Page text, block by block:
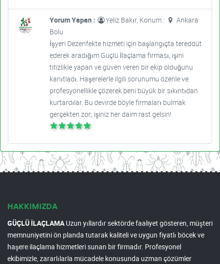
Yorum Yapan : Yeliz Bakır, Konum :
Ankara
Bolu
İşyeri Dezenfekte hizmeti için başlangıçta tereddüt
ederek aradığım Güçlü İlaçlama firması, işini
titizlikle yapan ve güven veren bir ekip olduğunu
kanıtladı. Haşerelerle ilgili sorunumu özenle ve
profesyonellikle çözerek beni büyük bir sıkıntıdan
kurtardılar. Bu devirde böyle firmaları bulmak
gerçekten zor; işiniz her daim rast gelsin!
HAKKIMIZDA
GÜÇLÜ İLAÇLAMAUzun yıllardır sektörde faaliyet gösteren, müşteri
memnuniyetini ön planda tutarak kaliteli ve uygun fiyatlı böcek ve
haşere ilaçlama hizmetleri sunan bir firmadır. Profesyonel
ekibimizle, zararlılarla mücadele konusunda uzman çözümler